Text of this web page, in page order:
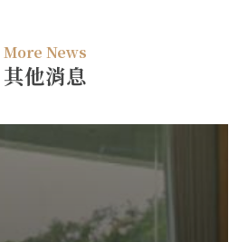
More News
其他消息